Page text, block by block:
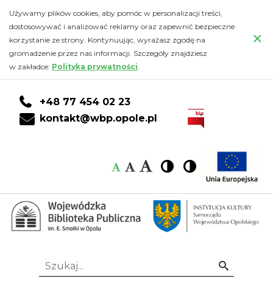
Kody
do
Empik
Go
Biblioteka
Publiczna
im.
Emanuela
do
głównej
treści
DO
KONTA
CZYTELNIKA
DO
WYSZUKIWARKI
do
stopki
Używamy plików cookies, aby pomóc w personalizacji treści,
dostosowywać i analizować reklamy oraz zapewnić bezpieczne
korzystanie ze strony. Kontynuując, wyrażasz zgodę na
gromadzenie przez nas informacji. Szczegóły znajdziesz
w zakładce: Polityka prywatności.
×
+48 77 454 02 23
kontakt@wbp.opole.pl
Czcionka:
Czcionka
Czcionka
Czcionka
Wysoki
kontrast
Wysoki
kontrast
Idź
Szukaj...